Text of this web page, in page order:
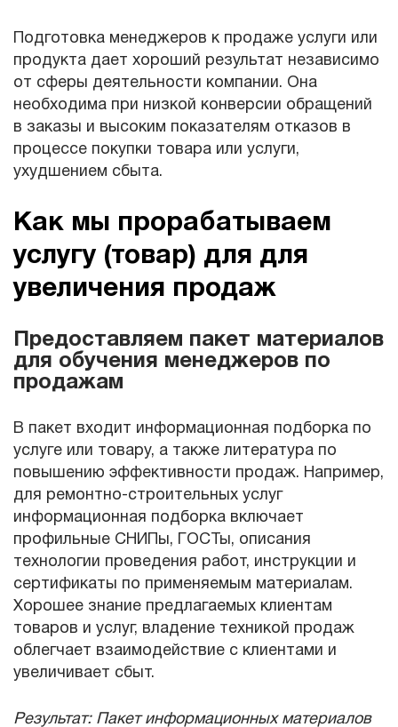
Подготовка менеджеров к продаже услуги или
продукта дает хороший результат независимо
от сферы деятельности компании. Она
необходима при низкой конверсии обращений
в заказы и высоким показателям отказов в
процессе покупки товара или услуги,
ухудшением сбыта.
Как мы прорабатываем
услугу (товар) для для
увеличения продаж
Предоставляем пакет материалов
для обучения менеджеров по
продажам
В пакет входит информационная подборка по
услуге или товару, а также литература по
повышению эффективности продаж. Например,
для ремонтно-строительных услуг
информационная подборка включает
профильные СНИПы, ГОСТы, описания
технологии проведения работ, инструкции и
сертификаты по применяемым материалам.
Хорошее знание предлагаемых клиентам
товаров и услуг, владение техникой продаж
облегчает взаимодействие с клиентами и
увеличивает сбыт.
Результат: Пакет информационных материалов